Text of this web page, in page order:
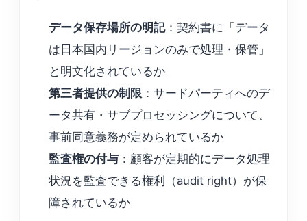
データ保存場所の明記：契約書に「データ
は日本国内リージョンのみで処理・保管」
と明文化されているか
第三者提供の制限 ：サードパーティへのデ
ータ共有・サブプロセッシングについて、
事前同意義務が定められているか
監査権の付与 ：顧客が定期的にデータ処理
状況を監査できる権利（audit right）が保
障されているか